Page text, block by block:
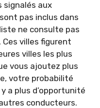
signalés aux
pas inclus dans
ne consulte pas
villes figurent
villes les plus
vous ajoutez plus
votre probabilité
a plus d’opportunité
conducteurs.